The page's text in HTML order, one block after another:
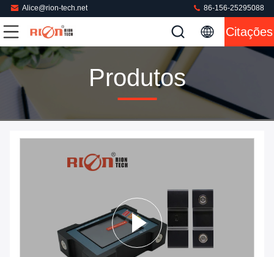
Alice@rion-tech.net 86-156-25295088
Citações
Produtos